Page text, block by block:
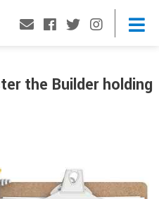
the Builder holding